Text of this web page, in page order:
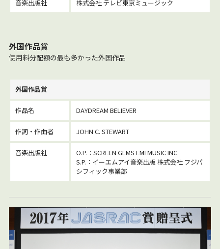
音楽出版社 株式会社 テレビ東京ミュージック
外国作品賞
使用料分配額の最も多かった外国作品
外国作品賞
作品名 DAYDREAM BELIEVER
作詞・作曲者 JOHN C. STEWART
音楽出版社
O.P.：SCREEN GEMS EMI MUSIC INC
S.P.：イーエムアイ音楽出版 株式会社 フジパ
シフィック事業部